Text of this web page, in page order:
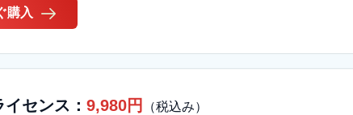
購入
センス： 9,980円 （税込み）